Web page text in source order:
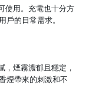
使用。充電也十分方
戶的日常需求。
，煙霧濃郁且穩定，
煙帶來的刺激和不